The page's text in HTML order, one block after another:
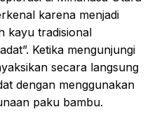
karena menjadi
kayu tradisional
Ketika mengunjungi
secara langsung
dengan menggunakan
paku bambu.